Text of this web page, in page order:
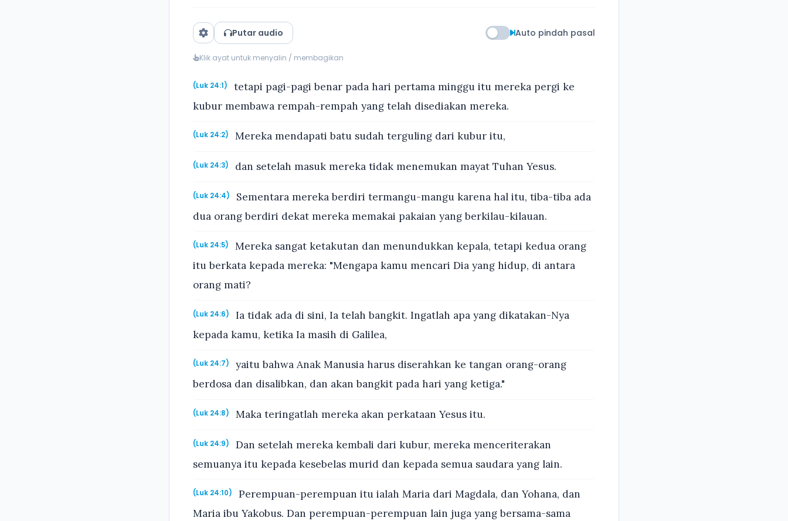
Putar audio Auto pindah pasal
Klik ayat untuk menyalin / membagikan
(Luk 24:1)
tetapi pagi-pagi benar pada hari pertama minggu itu mereka pergi ke
kubur membawa rempah-rempah yang telah disediakan mereka.
(Luk 24:2) Mereka mendapati batu sudah terguling dari kubur itu,
(Luk 24:3) dan setelah masuk mereka tidak menemukan mayat Tuhan Yesus.
(Luk 24:4)
Sementara mereka berdiri termangu-mangu karena hal itu, tiba-tiba ada
dua orang berdiri dekat mereka memakai pakaian yang berkilau-kilauan.
(Luk 24:5)
Mereka sangat ketakutan dan menundukkan kepala, tetapi kedua orang
itu berkata kepada mereka: "Mengapa kamu mencari Dia yang hidup, di antara
orang mati?
(Luk 24:6)
Ia tidak ada di sini, Ia telah bangkit. Ingatlah apa yang dikatakan-Nya
kepada kamu, ketika Ia masih di Galilea,
(Luk 24:7)
yaitu bahwa Anak Manusia harus diserahkan ke tangan orang-orang
berdosa dan disalibkan, dan akan bangkit pada hari yang ketiga."
(Luk 24:8) Maka teringatlah mereka akan perkataan Yesus itu.
(Luk 24:9)
Dan setelah mereka kembali dari kubur, mereka menceriterakan
semuanya itu kepada kesebelas murid dan kepada semua saudara yang lain.
(Luk 24:10)
Perempuan-perempuan itu ialah Maria dari Magdala, dan Yohana, dan
Maria ibu Yakobus. Dan perempuan-perempuan lain juga yang bersama-sama